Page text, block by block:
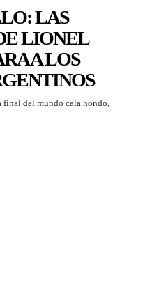
LAS
LIONEL
A LOS
final del mundo cala hondo,